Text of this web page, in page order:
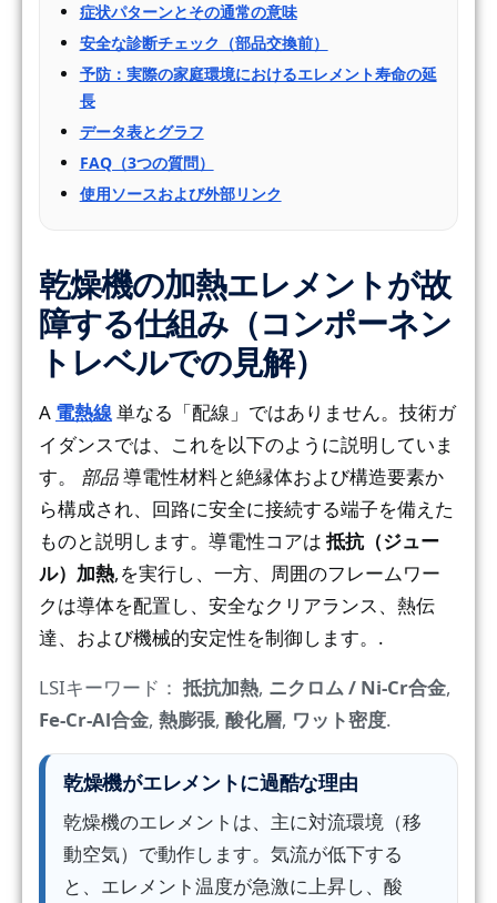
症状パターンとその通常の意味
安全な診断チェック（部品交換前）
予防：実際の家庭環境におけるエレメント寿命の延
長
データ表とグラフ
FAQ（3つの質問）
使用ソースおよび外部リンク
乾燥機の加熱エレメントが故
障する仕組み（コンポーネン
トレベルでの見解）
A 電熱線単なる「配線」ではありません。技術ガ
イダンスでは、これを以下のように説明していま
す。 部品導電性材料と絶縁体および構造要素か
ら構成され、回路に安全に接続する端子を備えた
ものと説明します。導電性コアは 抵抗（ジュー
ル）加熱,を実行し、一方、周囲のフレームワー
クは導体を配置し、安全なクリアランス、熱伝
達、および機械的安定性を制御します。.
LSIキーワード： 抵抗加熱, ニクロム / Ni-Cr合金,
Fe-Cr-Al合金, 熱膨張, 酸化層, ワット密度.
乾燥機がエレメントに過酷な理由
乾燥機のエレメントは、主に対流環境（移
動空気）で動作します。気流が低下する
と、エレメント温度が急激に上昇し、酸